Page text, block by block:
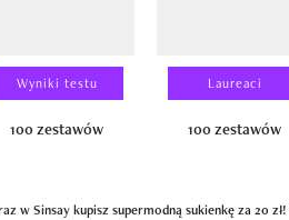
Wyniki testu
100 zestawów
Laureaci
100 zestawów
w Sinsay kupisz supermodną sukienkę za 20